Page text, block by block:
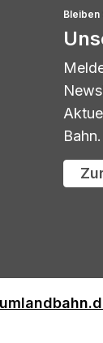
Bleiben
Bahn.